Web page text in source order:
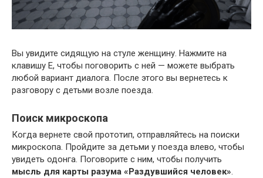
Вы увидите сидящую на стуле женщину. Нажмите на
клавишу E, чтобы поговорить с ней — можете выбрать
любой вариант диалога. После этого вы вернетесь к
разговору с детьми возле поезда.
Поиск микроскопа
Когда вернете свой прототип, отправляйтесь на поиски
микроскопа. Пройдите за детьми у поезда влево, чтобы
увидеть одонга. Поговорите с ним, чтобы получить
мысль для карты разума «Раздувшийся человек».